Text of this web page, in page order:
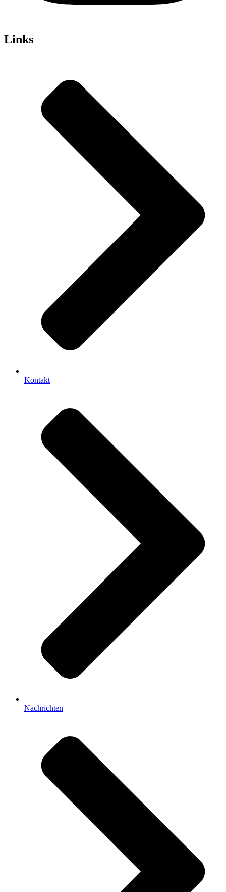
Links
Kontakt
Nachrichten